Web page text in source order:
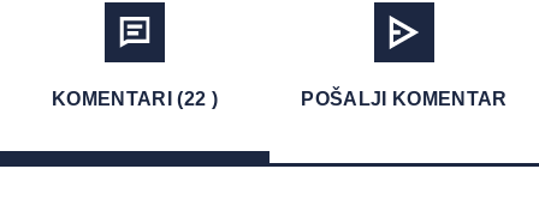
KOMENTARI (22 ) POŠALJI KOMENTAR